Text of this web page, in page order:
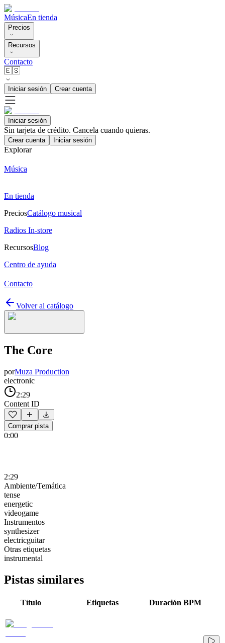
MúsicaEn tienda
Precios
Recursos
Contacto
🇪🇸
Iniciar sesión Crear cuenta
Iniciar sesión
Sin tarjeta de crédito. Cancela cuando quieras.
Crear cuenta Iniciar sesión
Explorar
Música
En tienda
PreciosCatálogo musical
Radios In-store
RecursosBlog
Centro de ayuda
Contacto
Volver al catálogo
The Core
porMuza Production
electronic
2:29
Content ID
Comprar pista
0:00
2:29
Ambiente/Temática
tense
energetic
videogame
Instrumentos
synthesizer
electricguitar
Otras etiquetas
instrumental
Pistas similares
Título Etiquetas Duración BPM